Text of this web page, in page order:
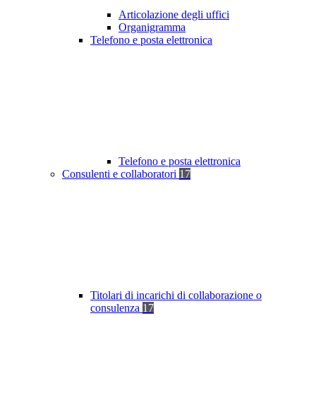
Articolazione degli uffici
Organigramma
Telefono e posta elettronica
Telefono e posta elettronica
Consulenti e collaboratori 17
Titolari di incarichi di collaborazione o
consulenza 17